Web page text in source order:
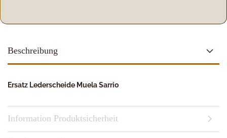
Beschreibung
Ersatz Lederscheide Muela Sarrio
Information Produktsicherheit